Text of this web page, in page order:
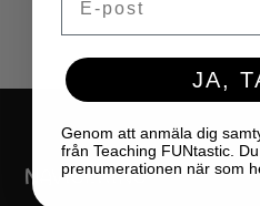
NAVIGERING
JA,
Genom att anmäla dig
från Teaching FUNtastic.
prenumerationen när som